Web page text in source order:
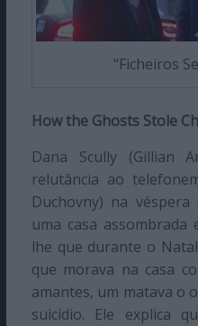
“Ficheiros
How the Ghosts Stole
Dana Scully (Gillian
relutância ao
Duchovny) na
uma casa assombrada
lhe que durante o
que morava na casa
amantes, um matava o
suicídio. Ele explica